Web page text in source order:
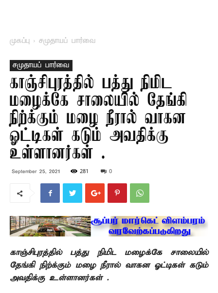
முகப்பு சமுதாயப் பார்வை
சமுதாயப் பார்வை
காஞ்சிபுரத்தில் பத்து நிமிட
மழைக்கே சாலையில் தேங்கி
நிற்க்கும் மழை நீரால் வாகன
ஓட்டிகள் கடும் அவதிக்கு
உள்ளானர்கள் .
September 25, 2021 281 0
காஞ்சிபுரத்தில் பத்து நிமிட மழைக்கே சாலையில்
தேங்கி நிற்க்கும் மழை நீரால் வாகன ஓட்டிகள் கடும்
அவதிக்கு உள்ளானர்கள் .